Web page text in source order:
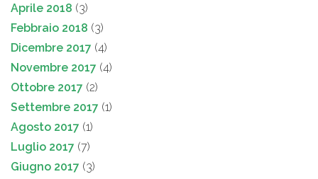
Aprile 2018 (3)
Febbraio 2018 (3)
Dicembre 2017 (4)
Novembre 2017 (4)
Ottobre 2017 (2)
Settembre 2017 (1)
Agosto 2017 (1)
Luglio 2017 (7)
Giugno 2017 (3)